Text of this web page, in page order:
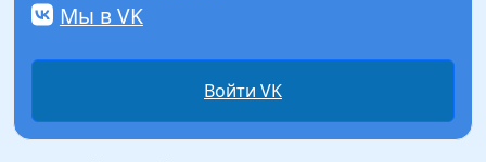
Мы в VK
Войти VK